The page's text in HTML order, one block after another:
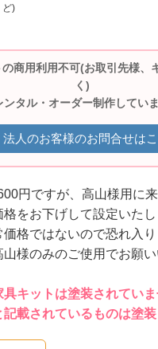
ど)
商用利用不可(お取引先様、
く)
ンタル・オーダー制作していま
法人のお客様のお問合せは
円ですが、高山様用に
格をお下げして設定いたし
価格ではないので恐れ入
山様のみのご使用でお願い
キットは塗装されていま
記載されているものは塗装